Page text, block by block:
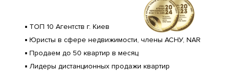
▪️ ТОП 10 Агентств г. Киев
▪️ Юристы в сфере недвижимости, члены АСНУ, NAR
▪️ Продаем до 50 квартир в месяц
▪️ Лидеры дистанционных продажи квартир